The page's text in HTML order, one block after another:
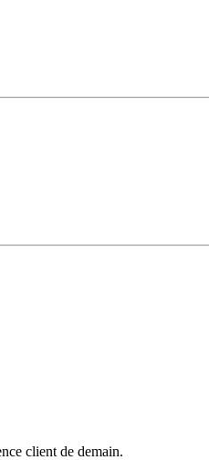
client de demain.